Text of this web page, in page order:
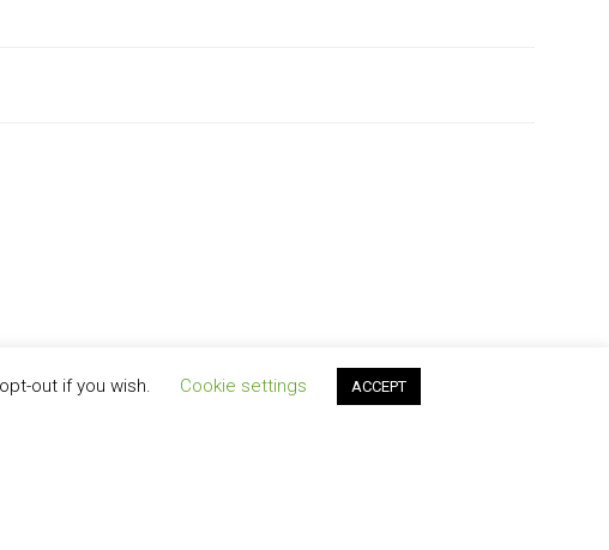
out if you wish. Cookie settings ACCEPT